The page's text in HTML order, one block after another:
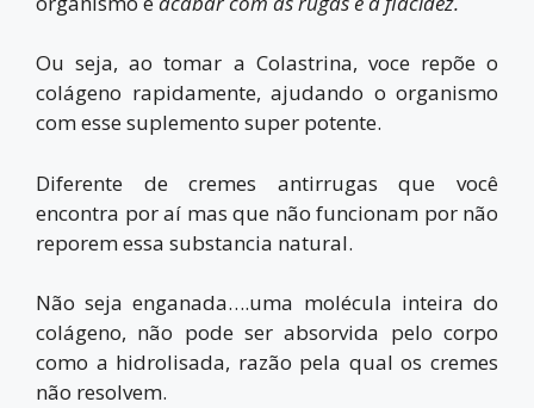
Ou seja, ao tomar a Colastrina, voce repõe o
colágeno rapidamente, ajudando o organismo
com esse suplemento super potente.
Diferente de cremes antirrugas que você
encontra por aí mas que não funcionam por não
reporem essa substancia natural.
Não seja enganada….uma molécula inteira do
colágeno, não pode ser absorvida pelo corpo
como a hidrolisada, razão pela qual os cremes
não resolvem.